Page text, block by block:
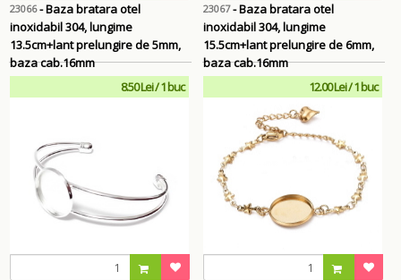
23066- Baza bratara otel
inoxidabil 304, lungime
13.5cm+lant prelungire de 5mm,
baza cab.16mm
23067- Baza bratara otel
inoxidabil 304, lungime
15.5cm+lant prelungire de 6mm,
baza cab.16mm
8.50 Lei / 1 buc
12.00 Lei / 1 buc